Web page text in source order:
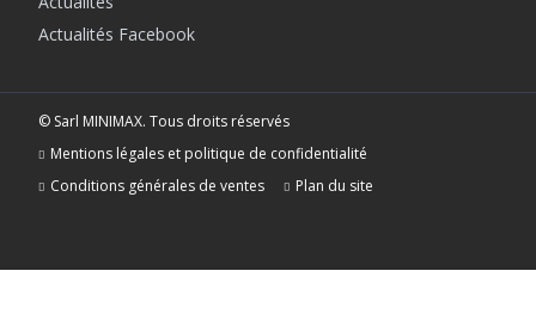
Actualités Facebook
© Sarl MINIMAX. Tous droits réservés
Mentions légales et politique de confidentialité
Conditions générales de ventes
Plan du site